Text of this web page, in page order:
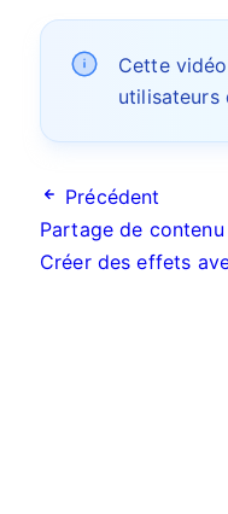
Cette
utilisateurs
Précédent
Partage de contenu
Créer des effets